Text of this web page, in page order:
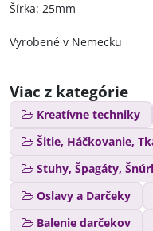
Šírka: 25mm
Vyrobené v Nemecku
Viac z kategórie
Kreatívne techniky
Šitie, Háčkovanie,
Stuhy, Špagáty,
Oslavy a Darčeky
Balenie darčekov